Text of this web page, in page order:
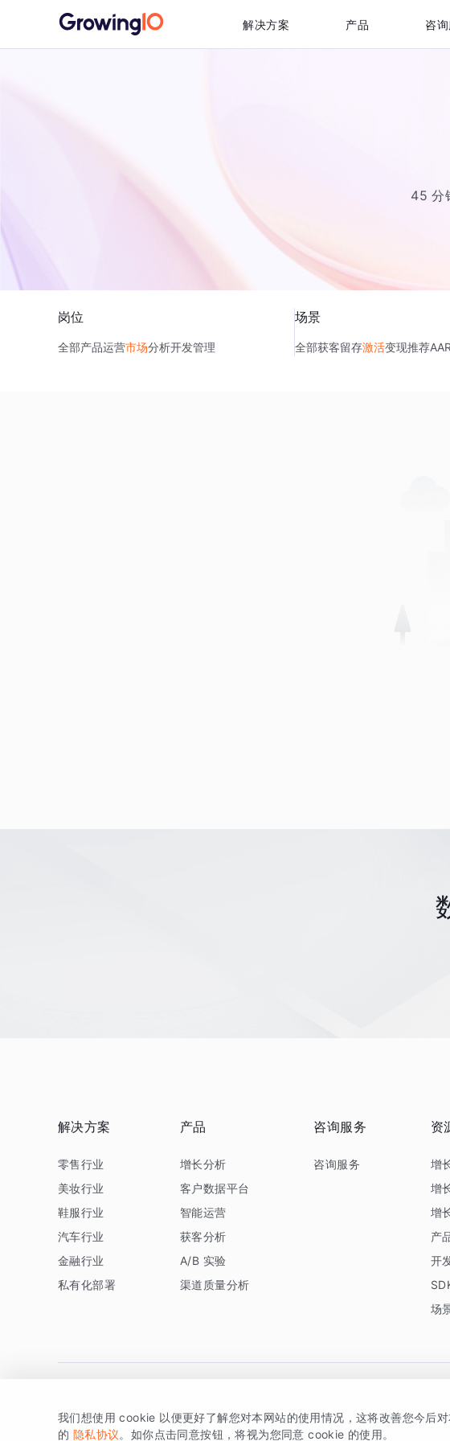
解决方案 产品 咨
45 分
岗位
全部产品运营市场分析开发管理
场景
全部获客留存激活变现推荐
解决方案
零售行业
美妆行业
鞋服行业
汽车行业
金融行业
私有化部署
产品
增长分析
客户数据平台
智能运营
获客分析
A/B 实验
渠道质量分析
咨询服务
咨询服务
资
增
增
增
产
开
场
版权所有 © 北京易数科技有限公司SDK相关说明 京ICP备15038330号
我们想使用 cookie 以便更好了解您对本网站的使用情况，这将改善您今后
的 隐私协议。如你点击同意按钮，将视为您同意 cookie 的使用。